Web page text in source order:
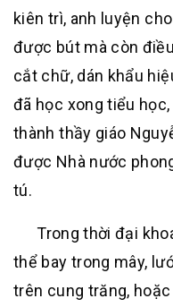
kiên trì, anh luyện
được bút mà còn
cắt chữ, dán khẩu
đã học xong tiểu
thành thầy giáo
được Nhà nước
tú.
Trong thời đại
thể bay trong mây,
trên cung trăng,